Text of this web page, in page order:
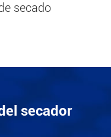
secado
secador